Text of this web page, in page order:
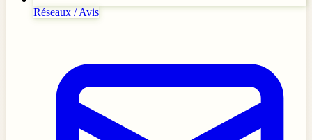
Réseaux / Avis